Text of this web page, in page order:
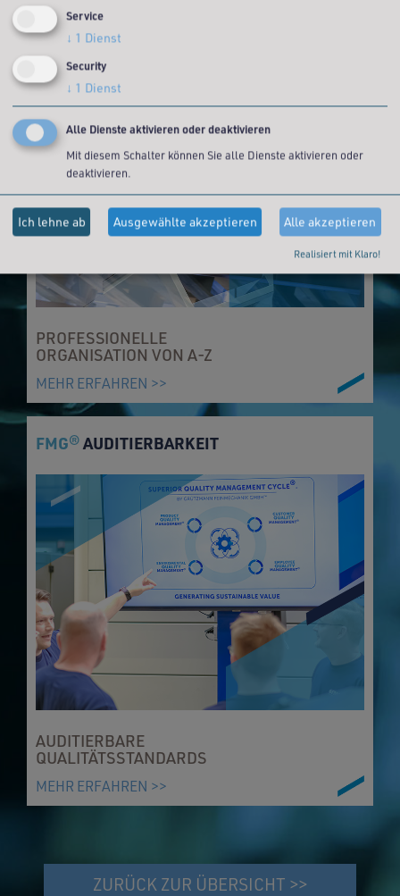
FMG® LOGISTIK
PROFESSIONELLE
ORGANISATION VON A-Z
MEHR ERFAHREN >>
FMG®AUDITIERBARKEIT
AUDITIERBARE
QUALITÄTSSTANDARDS
MEHR ERFAHREN >>
ZURÜCK ZUR ÜBERSICHT >>
Service
↓ 1 Dienst
Security
↓ 1 Dienst
Alle Dienste aktivieren oder deaktivieren
Mit diesem Schalter können Sie alle Dienste aktivieren oder
deaktivieren.
Ich lehne ab Ausgewählte akzeptieren Alle akzeptieren
Realisiert mit Klaro!